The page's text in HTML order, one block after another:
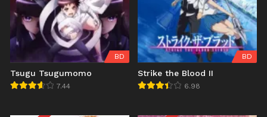
BD
Tsugu Tsugumomo
7.44
BD
Strike the Blood II
6.98